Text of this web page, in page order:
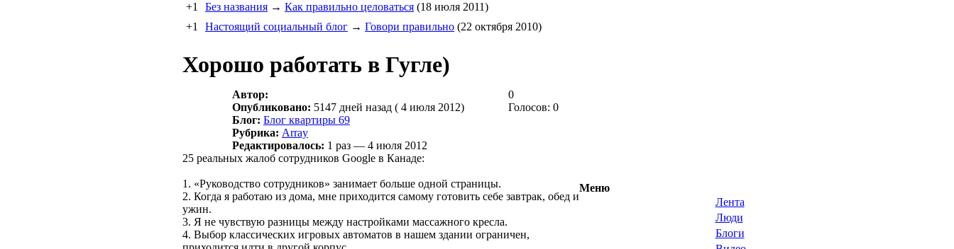
+1
Без названия → Как правильно целоваться (18 июля 2011)
+1
Настоящий социальный блог → Говори правильно (22 октября 2010)
Хорошо работать в Гугле)
Автор:
Опубликовано: 5147 дней назад ( 4 июля 2012)
Блог: Блог квартиры 69
Рубрика: Array
Редактировалось: 1 раз — 4 июля 2012
0
Голосов: 0
25 реальных жалоб сотрудников Google в Канаде:
1. «Руководство сотрудников» занимает больше одной страницы.
2. Когда я работаю из дома, мне приходится самому готовить себе завтрак, обед и
ужин.
3. Я не чувствую разницы между настройками массажного кресла.
4. Выбор классических игровых автоматов в нашем здании ограничен,
Меню
Лента
Люди
Блоги